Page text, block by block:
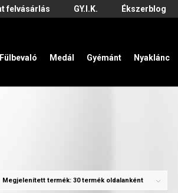
felvásárlás GY.I.K. Ékszerblog
Fülbevaló Medál Gyémánt Nyaklánc
Megjelenített termék: 30 termék oldalanként